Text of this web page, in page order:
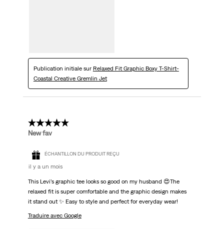
Publication initiale sur Relaxed Fit Graphic Boxy T-Shirt-
Coastal Creative Gremlin Jet
5 étoile(s) sur 5.
New fav
ÉCHANTILLON DU PRODUIT REÇU
il y a un mois
This Levi’s graphic tee looks so good on my husband 😍The
relaxed fit is super comfortable and the graphic design makes
it stand out ✨ Easy to style and perfect for everyday wear!
Traduire avec Google